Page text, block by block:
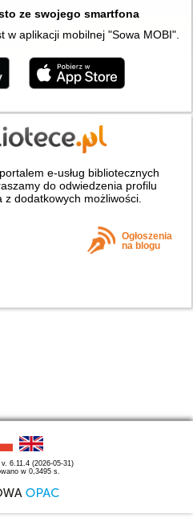
ze swojego smartfona
w aplikacji mobilnej "Sowa MOBI".
e-usług bibliotecznych
do odwiedzenia profilu
dodatkowych możliwości.
Ogłoszenia
na blogu
6.11.4 (2026-05-31)
w 0,3495 s.